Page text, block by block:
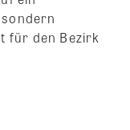
für den Bezirk